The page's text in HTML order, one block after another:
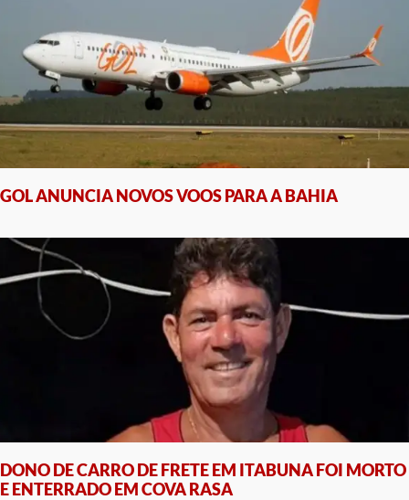
GOL ANUNCIA NOVOS VOOS PARA A BAHIA
DONO DE CARRO DE FRETE EM ITABUNA FOI MORTO
E ENTERRADO EM COVA RASA